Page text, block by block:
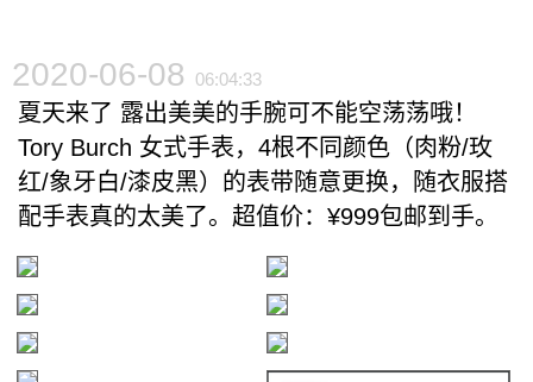
2020-06-08 06:04:33
夏天来了 露出美美的手腕可不能空荡荡哦！
Tory Burch 女式手表，4根不同颜色（肉粉/玫
红/象牙白/漆皮黑）的表带随意更换，随衣服搭
配手表真的太美了。超值价：¥999包邮到手。